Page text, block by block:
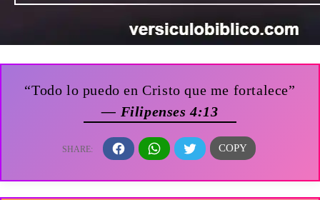
“Todo lo puedo en Cristo que me fortalece”
— Filipenses 4:13